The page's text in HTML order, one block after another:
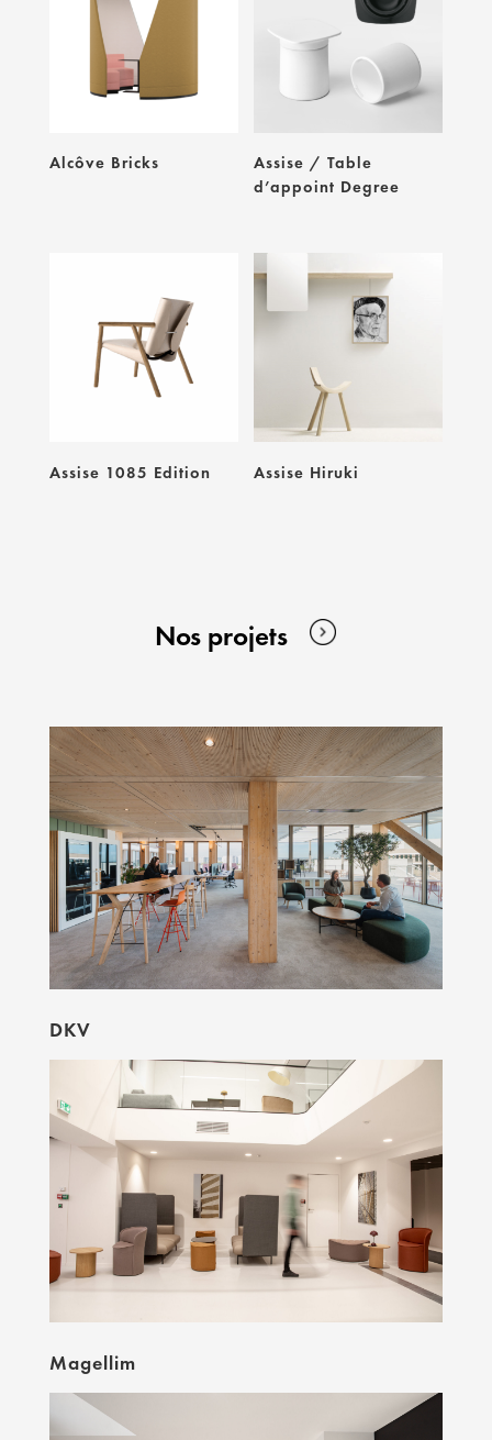
Alcôve Bricks
Assise / Table
d’appoint Degree
Assise 1085 Edition Assise Hiruki
Nos projets
DKV
Magellim